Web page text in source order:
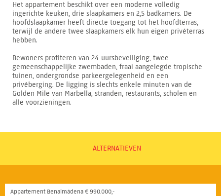
Het appartement beschikt over een moderne volledig
ingerichte keuken, drie slaapkamers en 2,5 badkamers. De
hoofdslaapkamer heeft directe toegang tot het hoofdterras,
terwijl de andere twee slaapkamers elk hun eigen privéterras
hebben.
Bewoners profiteren van 24-uursbeveiliging, twee
gemeenschappelijke zwembaden, fraai aangelegde tropische
tuinen, ondergrondse parkeergelegenheid en een
privéberging. De ligging is slechts enkele minuten van de
Golden Mile van Marbella, stranden, restaurants, scholen en
alle voorzieningen.
ALTERNATIEVEN
Appartement Benalmádena € 990.000,-